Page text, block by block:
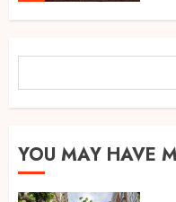
YOU MAY HAVE